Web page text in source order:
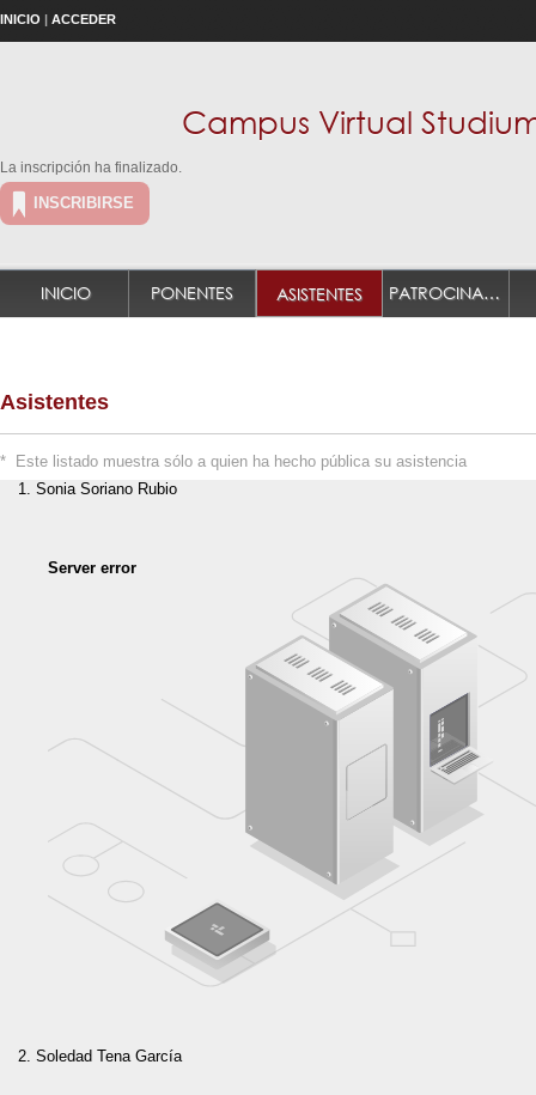
INICIO | ACCEDER
Campus Virtual
La inscripción ha finalizado.
INSCRIBIRSE
INICIO PONENTES ASISTENTES PATROCINADORES
Asistentes
* Este listado muestra sólo a quien ha hecho pública su asistencia
Sonia Soriano Rubio
Server error
Soledad Tena García